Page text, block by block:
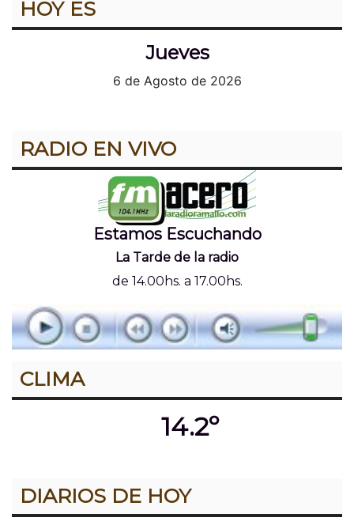
HOY ES
Jueves
6 de Agosto de 2026
RADIO EN VIVO
Estamos Escuchando
La Tarde de la radio
de 14.00hs. a 17.00hs.
CLIMA
14.2º
DIARIOS DE HOY